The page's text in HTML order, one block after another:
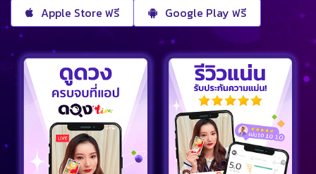
Apple Store ฟรี Google Play ฟรี